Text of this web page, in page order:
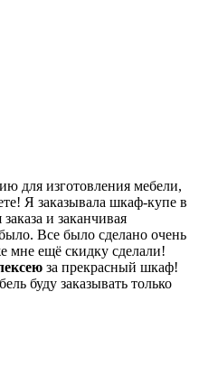
для изготовления мебели,
Я заказывала шкаф-купе в
и заканчивая
Все было сделано очень
мне ещё скидку сделали!
за прекрасный шкаф!
буду заказывать только